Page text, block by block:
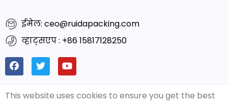
ईमेल: ceo@ruidapacking.com
व्हाट्सएप : +86 15817128250
This website uses cookies to ensure you get the best